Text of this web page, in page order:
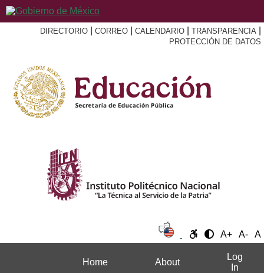
DIRECTORIO CORREO CALENDARIO TRANSPARENCIA
PROTECCIÓN DE DATOS
A+ A- A
Home About
Log
In